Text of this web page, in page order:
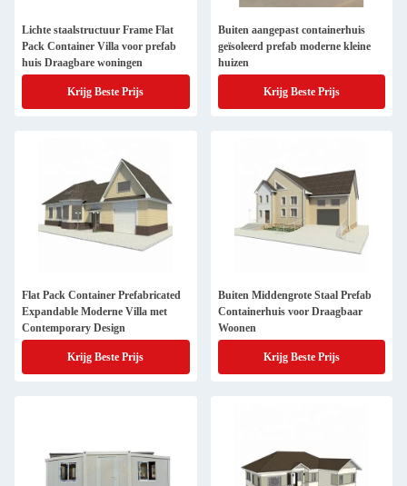
Lichte staalstructuur Frame Flat
Pack Container Villa voor prefab
huis Draagbare woningen
Krijg Beste Prijs
Buiten aangepast containerhuis
geïsoleerd prefab moderne kleine
huizen
Krijg Beste Prijs
Flat Pack Container Prefabricated
Expandable Moderne Villa met
Contemporary Design
Krijg Beste Prijs
Buiten Middengrote Staal Prefab
Containerhuis voor Draagbaar
Woonen
Krijg Beste Prijs